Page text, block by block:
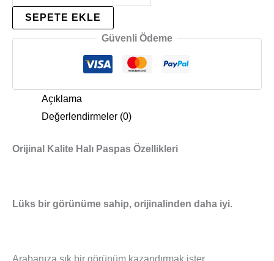
SEPETE EKLE
Güvenli Ödeme
Açıklama
Değerlendirmeler (0)
Orijinal Kalite Halı Paspas Özellikleri
Lüks bir görünüme sahip, orijinalinden daha iyi.
Arabanıza şık bir görünüm kazandırmak ister